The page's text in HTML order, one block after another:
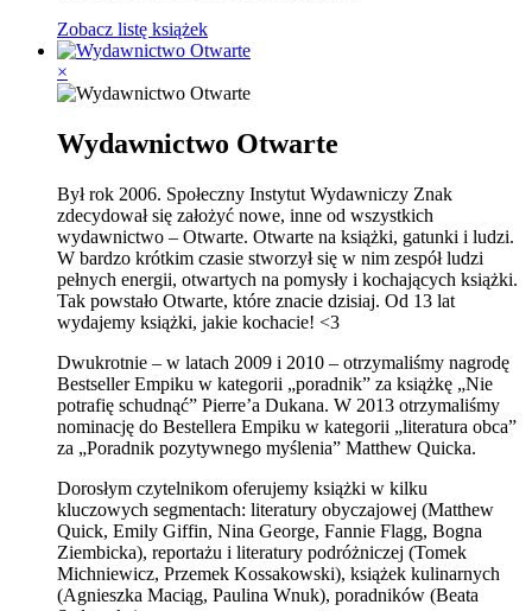
Zobacz listę książek
×
Wydawnictwo Otwarte
Był rok 2006. Społeczny Instytut Wydawniczy Znak
zdecydował się założyć nowe, inne od wszystkich
wydawnictwo – Otwarte. Otwarte na książki, gatunki i ludzi.
W bardzo krótkim czasie stworzył się w nim zespół ludzi
pełnych energii, otwartych na pomysły i kochających książki.
Tak powstało Otwarte, które znacie dzisiaj. Od 13 lat
wydajemy książki, jakie kochacie! <3
Dwukrotnie – w latach 2009 i 2010 – otrzymaliśmy nagrodę
Bestseller Empiku w kategorii „poradnik” za książkę „Nie
potrafię schudnąć” Pierre’a Dukana. W 2013 otrzymaliśmy
nominację do Bestellera Empiku w kategorii „literatura obca”
za „Poradnik pozytywnego myślenia” Matthew Quicka.
Dorosłym czytelnikom oferujemy książki w kilku
kluczowych segmentach: literatury obyczajowej (Matthew
Quick, Emily Giffin, Nina George, Fannie Flagg, Bogna
Ziembicka), reportażu i literatury podróżniczej (Tomek
Michniewicz, Przemek Kossakowski), książek kulinarnych
(Agnieszka Maciąg, Paulina Wnuk), poradników (Beata